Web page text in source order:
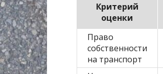
Критерий
оценки
Право
собственности
на транспорт